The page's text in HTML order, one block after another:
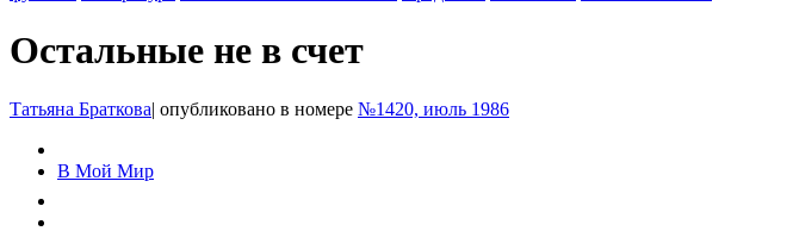
Остальные не в счет
Татьяна Браткова| опубликовано в номере №1420, июль 1986
В Мой Мир